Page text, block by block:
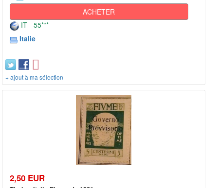
ACHETER
IT - 55***
Italie
+ ajout à ma sélection
2,50 EUR